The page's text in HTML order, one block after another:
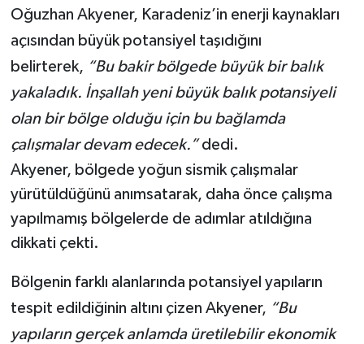
Oğuzhan Akyener, Karadeniz’in enerji kaynakları
açısından büyük potansiyel taşıdığını
belirterek, “Bu bakir bölgede büyük bir balık
yakaladık. İnşallah yeni büyük balık potansiyeli
olan bir bölge olduğu için bu bağlamda
çalışmalar devam edecek.”dedi.
Akyener, bölgede yoğun sismik çalışmalar
yürütüldüğünü anımsatarak, daha önce çalışma
yapılmamış bölgelerde de adımlar atıldığına
dikkati çekti.
Bölgenin farklı alanlarında potansiyel yapıların
tespit edildiğinin altını çizen Akyener, “Bu
yapıların gerçek anlamda üretilebilir ekonomik